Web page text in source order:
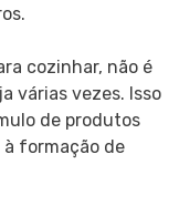
cozinhar, não é
várias vezes. Isso
de produtos
formação de